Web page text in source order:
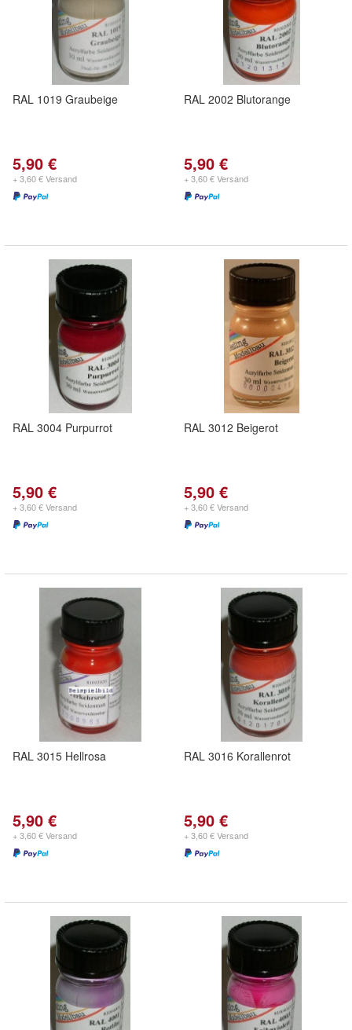
RAL 1019 Graubeige
5,90 €
+ 3,60 € Versand
RAL 2002 Blutorange
5,90 €
+ 3,60 € Versand
RAL 3004 Purpurrot
5,90 €
+ 3,60 € Versand
RAL 3012 Beigerot
5,90 €
+ 3,60 € Versand
RAL 3015 Hellrosa
5,90 €
+ 3,60 € Versand
RAL 3016 Korallenrot
5,90 €
+ 3,60 € Versand